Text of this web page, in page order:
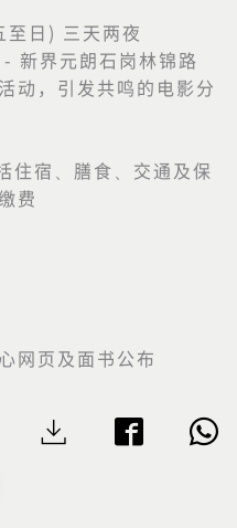
至日) 三天两夜
新界元朗石岗林锦路
动，引发共鸣的电影分
住宿、膳食、交通及保
费
网页及面书公布